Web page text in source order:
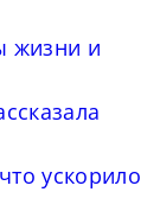
жизни и
ускорило